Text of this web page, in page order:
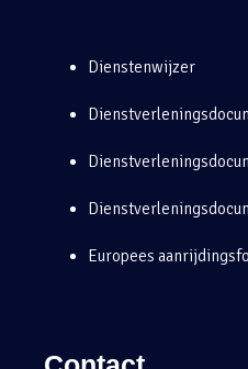
Dienstenwijzer
Europees